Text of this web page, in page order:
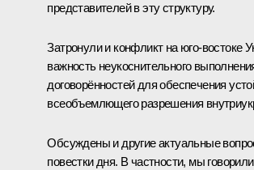
представителей в эту структуру.
Затронули и конфликт на юго-востоке
важность неукоснительного
договорённостей для обеспечения
всеобъемлющего разрешения
Обсуждены и другие актуальные
повестки дня. В частности, мы